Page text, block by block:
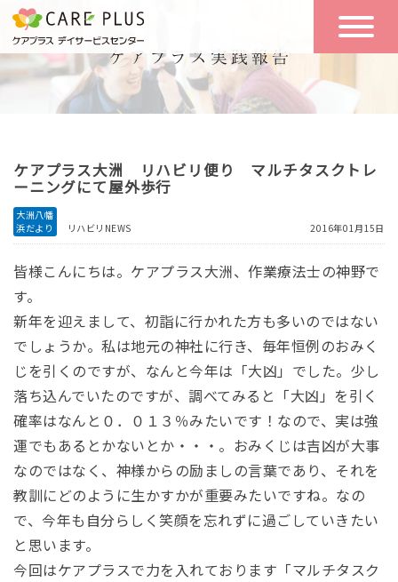
こんな方に
おすすめ
一日の流れ
一日体験
空き状況
実践報告
お問い合わせ
ケアプラス大洲 リハビリ便り マルチタスクトレ
ーニングにて屋外歩行
大洲八幡
浜だより
リハビリNEWS 2016年01月15日
皆様こんにちは。ケアプラス大洲、作業療法士の神野で
す。
新年を迎えまして、初詣に行かれた方も多いのではない
でしょうか。私は地元の神社に行き、毎年恒例のおみく
じを引くのですが、なんと今年は「大凶」でした。少し
落ち込んでいたのですが、調べてみると「大凶」を引く
確率はなんと０．０１３％みたいです！なので、実は強
運でもあるとかないとか・・・。おみくじは吉凶が大事
なのではなく、神様からの励ましの言葉であり、それを
教訓にどのように生かすかが重要みたいですね。なの
で、今年も自分らしく笑顔を忘れずに過ごしていきたい
と思います。
今回はケアプラスで力を入れております「マルチタスク